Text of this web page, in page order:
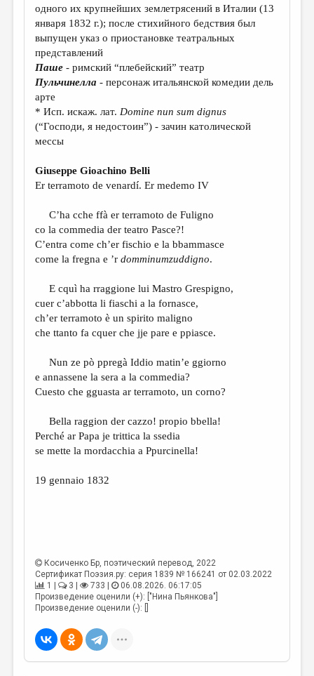
одного их крупнейших землетрясений в Италии (13
января 1832 г.); после стихийного бедствия был
выпущен указ о приостановке театральных
представлений
Паше - римский “плебейский” театр
Пульчинелла - персонаж итальянской комедии дель
арте
* Исп. искаж. лат. Domine nun sum dignus
(“Господи, я недостоин”) - зачин католической
мессы
Giuseppe Gioachino Belli
Er terramoto de venardí. Er medemo IV
C’ha cche ffà er terramoto de Fuligno
co la commedia der teatro Pasce?!
C’entra come ch’er fischio e la bbammasce
come la fregna e ’rdomminumzuddigno.
E cquì ha rraggione lui Mastro Grespigno,
cuer c’abbotta li fiaschi a la fornasce,
ch’er terramoto è un spirito maligno
che ttanto fa cquer che jje pare e ppiasce.
Nun ze pò ppregà Iddio matin’e ggiorno
e annassene la sera a la commedia?
Cuesto che gguasta ar terramoto, un corno?
Bella raggion der cazzo! propio bbella!
Perché ar Papa je trittica la ssedia
se mette la mordacchia a Ppurcinella!
19 gennaio 1832
Косиченко Бр, поэтический перевод, 2022
Сертификат Поэзия.ру: серия 1839 № 166241 от 02.03.2022
1 |
3 | 733 |
06.08.2026. 06:17:05
Произведение оценили (+): ["Нина Пьянкова"]
Произведение оценили (-): []